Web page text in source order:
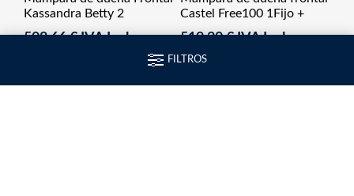
Kassandra Betty 2
508,66 € IVA Incl.
Castel Free100 1Fijo +
519,20 € IVA Incl.
FILTROS